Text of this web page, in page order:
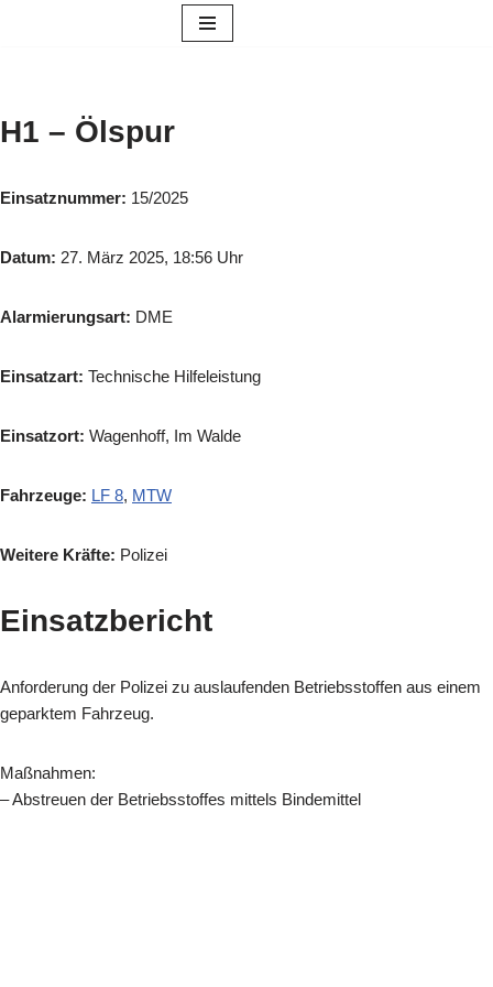
H1 – Ölspur
Einsatznummer: 15/2025
Datum: 27. März 2025, 18:56 Uhr
Alarmierungsart: DME
Einsatzart: Technische Hilfeleistung
Einsatzort: Wagenhoff, Im Walde
Fahrzeuge: LF 8, MTW
Weitere Kräfte: Polizei
Einsatzbericht
Anforderung der Polizei zu auslaufenden Betriebsstoffen aus einem
geparktem Fahrzeug.
Maßnahmen:
– Abstreuen der Betriebsstoffes mittels Bindemittel